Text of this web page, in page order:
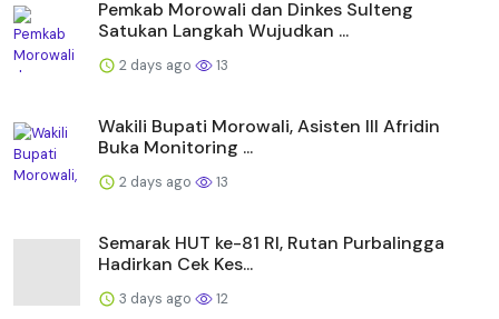
Pemkab Morowali dan Dinkes Sulteng
Satukan Langkah Wujudkan ...
2 days ago 13
Wakili Bupati Morowali, Asisten III Afridin
Buka Monitoring ...
2 days ago 13
Semarak HUT ke-81 RI, Rutan Purbalingga
Hadirkan Cek Kes...
3 days ago 12